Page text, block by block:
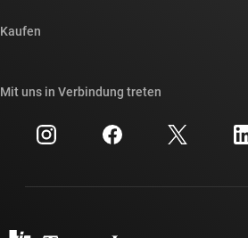
Newsroom
Investorenbeziehungen
Fertigung
Querverweis-Suche
Kundensupportzentrum
Kaufen
Häufig gestellte Fragen zu Bestellungen
Mit uns in Verbindung treten